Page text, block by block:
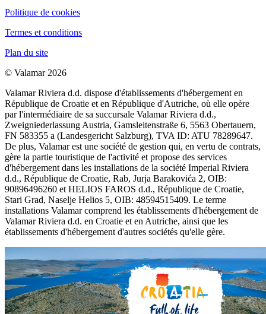
Politique de cookies
Termes et conditions
Plan du site
© Valamar 2026
Valamar Riviera d.d. dispose d'établissements d'hébergement en
République de Croatie et en République d'Autriche, où elle opère
par l'intermédiaire de sa succursale Valamar Riviera d.d.,
Zweigniederlassung Austria, Gamsleitenstraße 6, 5563 Obertauern,
FN 583355 a (Landesgericht Salzburg), TVA ID: ATU 78289647.
De plus, Valamar est une société de gestion qui, en vertu de contrats,
gère la partie touristique de l'activité et propose des services
d'hébergement dans les installations de la société Imperial Riviera
d.d., République de Croatie, Rab, Jurja Barakovića 2, OIB:
90896496260 et HELIOS FAROS d.d., République de Croatie,
Stari Grad, Naselje Helios 5, OIB: 48594515409. Le terme
installations Valamar comprend les établissements d'hébergement de
Valamar Riviera d.d. en Croatie et en Autriche, ainsi que les
établissements d'hébergement d'autres sociétés qu'elle gère.